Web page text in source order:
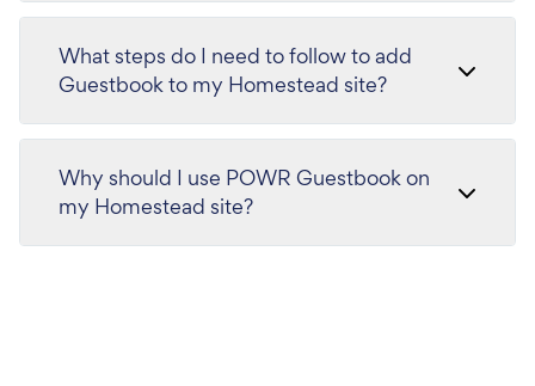
What steps do I need to follow to add
Guestbook to my Homestead site?
Why should I use POWR Guestbook on
my Homestead site?